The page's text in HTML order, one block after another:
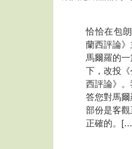
恰恰在包
蘭西評論
馬爾羅的
下，改投
西評論》
答您對馬
部份是客
正確的。